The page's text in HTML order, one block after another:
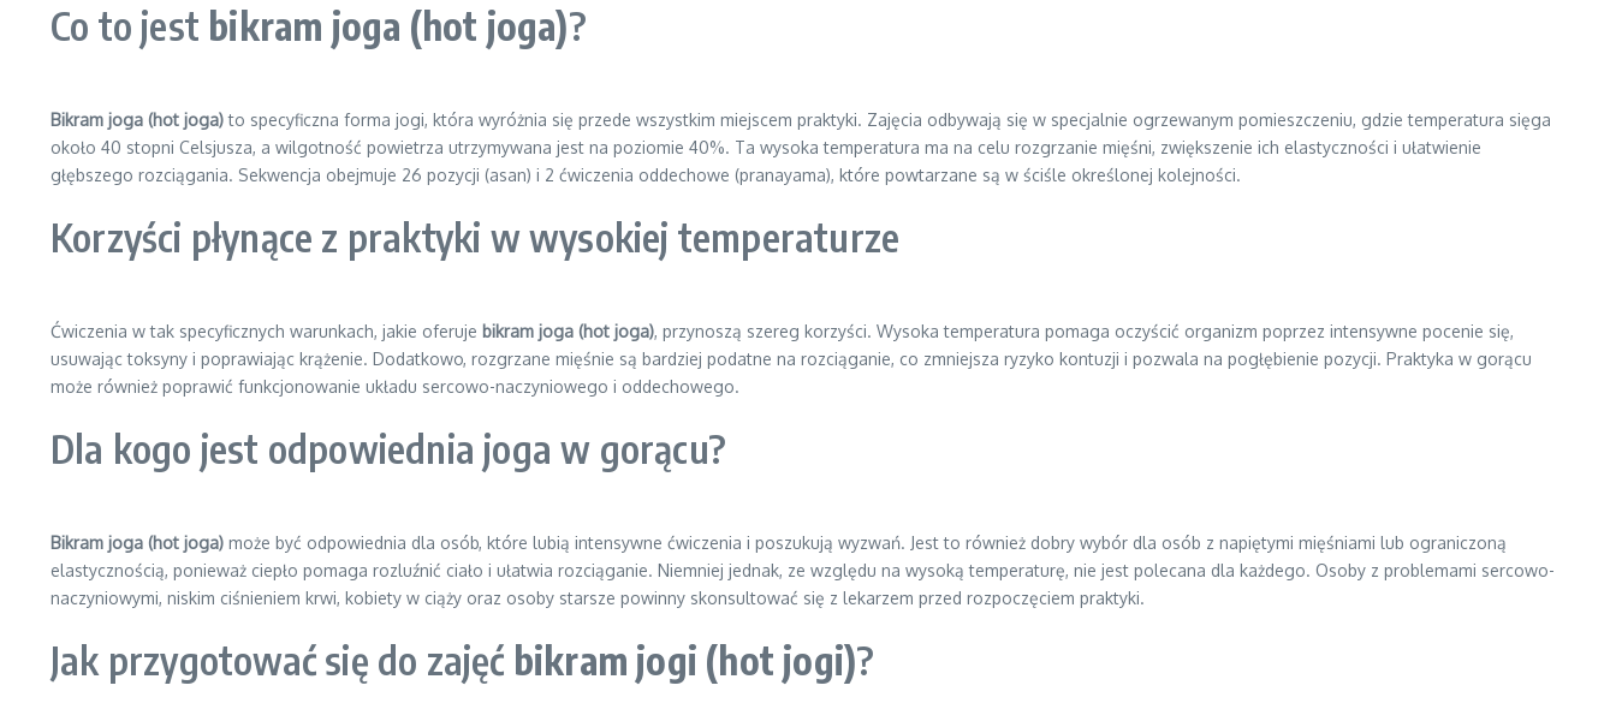
Co to jest bikram joga (hot joga)?
Bikram joga (hot joga)to specyficzna forma jogi, która wyróżnia się przede wszystkim miejscem praktyki. Zajęcia odbywają się w specjalnie ogrzewanym pomieszczeniu, gdzie temperatura sięga
około 40 stopni Celsjusza, a wilgotność powietrza utrzymywana jest na poziomie 40%. Ta wysoka temperatura ma na celu rozgrzanie mięśni, zwiększenie ich elastyczności i ułatwienie
głębszego rozciągania. Sekwencja obejmuje 26 pozycji (asan) i 2 ćwiczenia oddechowe (pranayama), które powtarzane są w ściśle określonej kolejności.
Korzyści płynące z praktyki w wysokiej temperaturze
Ćwiczenia w tak specyficznych warunkach, jakie oferuje bikram joga (hot joga), przynoszą szereg korzyści. Wysoka temperatura pomaga oczyścić organizm poprzez intensywne pocenie się,
usuwając toksyny i poprawiając krążenie. Dodatkowo, rozgrzane mięśnie są bardziej podatne na rozciąganie, co zmniejsza ryzyko kontuzji i pozwala na pogłębienie pozycji. Praktyka w gorącu
może również poprawić funkcjonowanie układu sercowo-naczyniowego i oddechowego.
Dla kogo jest odpowiednia joga w gorącu?
Bikram joga (hot joga) może być odpowiednia dla osób, które lubią intensywne ćwiczenia i poszukują wyzwań. Jest to również dobry wybór dla osób z napiętymi mięśniami lub ograniczoną
elastycznością, ponieważ ciepło pomaga rozluźnić ciało i ułatwia rozciąganie. Niemniej jednak, ze względu na wysoką temperaturę, nie jest polecana dla każdego. Osoby z problemami sercowo-
naczyniowymi, niskim ciśnieniem krwi, kobiety w ciąży oraz osoby starsze powinny skonsultować się z lekarzem przed rozpoczęciem praktyki.
Jak przygotować się do zajęć bikram jogi (hot jogi)?